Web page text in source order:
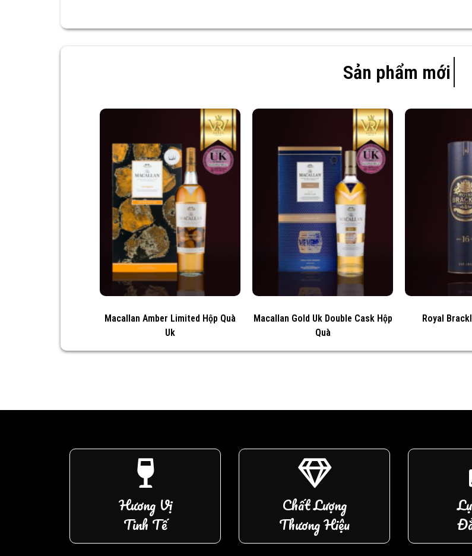
Sản phẩm
Macallan Amber Limited Hộp Quà
Uk
Macallan Gold Uk Double Cask Hộp
Quà
Royal
Hương Vị
Tinh Tế
Chất Lượng
Thương Hiệu